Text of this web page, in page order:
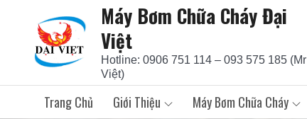
content
Máy Bơm Chữa Cháy Đại
Việt
Hotline: 0906 751 114 – 093 575 185 (Mr
Việt)
Trang Chủ Giới Thiệu Máy Bơm Chữa Cháy